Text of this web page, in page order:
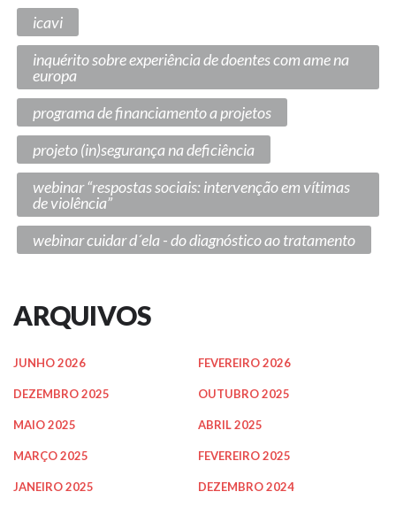
icavi
inquérito sobre experiência de doentes com ame na
europa
programa de financiamento a projetos
projeto (in)segurança na deficiência
webinar “respostas sociais: intervenção em vítimas
de violência”
webinar cuidar d´ela - do diagnóstico ao tratamento
ARQUIVOS
JUNHO 2026 FEVEREIRO 2026
DEZEMBRO 2025 OUTUBRO 2025
MAIO 2025 ABRIL 2025
MARÇO 2025 FEVEREIRO 2025
JANEIRO 2025 DEZEMBRO 2024